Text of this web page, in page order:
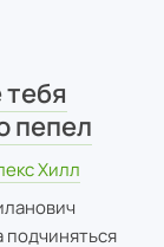
пепел
Хилл
подчиняться